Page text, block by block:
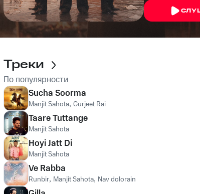
Треки
По популярности
Sucha Soorma
Manjit Sahota, Gurjeet Rai
Taare Tuttange
Manjit Sahota
Hoyi Jatt Di
Manjit Sahota
Ve Rabba
Runbir, Manjit Sahota, Nav dolorain